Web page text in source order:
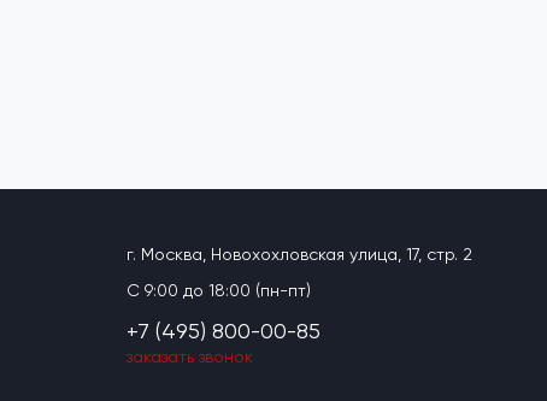
г. Москва, Новохохловская улица, 17, стр. 2
C 9:00 до 18:00 (пн-пт)
+7 (495) 800-00-85
заказать звонок